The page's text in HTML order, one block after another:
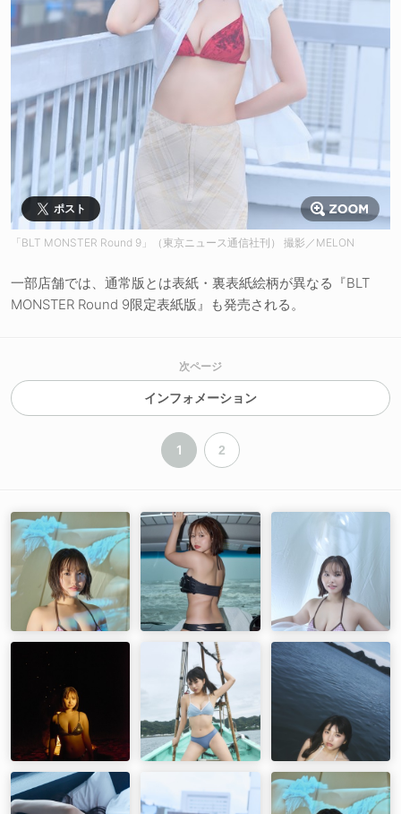
ポスト
「BLT MONSTER Round 9」（東京ニュース通信社刊） 撮影／MELON
一部店舗では、通常版とは表紙・裏表紙絵柄が異なる『BLT
MONSTER Round 9限定表紙版』も発売される。
次ページ
インフォメーション
1 2